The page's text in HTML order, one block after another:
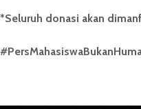
reserved
salah
dengan
USU
*Seluruh donasi akan